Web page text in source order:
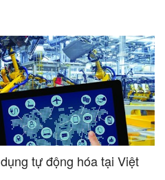
tự động hóa tại Việt